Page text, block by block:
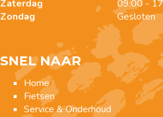
Zaterdag
Zondag
09:00 -
Gesloten
SNEL NAAR
Home
Fietsen
Service & Onderhoud